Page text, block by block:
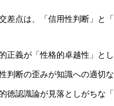
差点は、「信用性判断」と
正義が「性格的卓越性」と
判断の歪みが知識への適切
徳認識論が見落としがち